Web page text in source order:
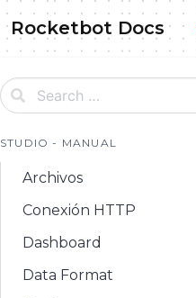
Rocketbot Docs
STUDIO - MANUAL
Archivos
Conexión HTTP
Dashboard
Data Format